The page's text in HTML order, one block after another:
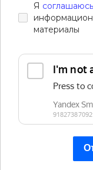
Я соглашаюсь
материалы
Над
доступ
веб-